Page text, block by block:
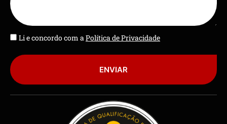
Li e concordo com aPolítica de Privacidade
ENVIAR